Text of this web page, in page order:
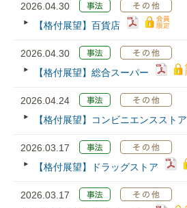
2026.04.30
【格付展望】百貨店
2026.04.30
【格付展望】総合スーパー
2026.04.24
【格付展望】コンビニエンスストア
2026.03.17
【格付展望】ドラッグストア
2026.03.17